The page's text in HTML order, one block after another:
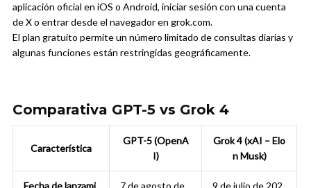
aplicación oficial en iOS o Android, iniciar sesión con una cuenta
de X o entrar desde el navegador en grok.com.
El plan gratuito permite un número limitado de consultas diarias y
algunas funciones están restringidas geográficamente.
Comparativa GPT-5 vs Grok 4
Característica
GPT-5 (OpenA
I)
Grok 4 (xAI – Elo
n Musk)